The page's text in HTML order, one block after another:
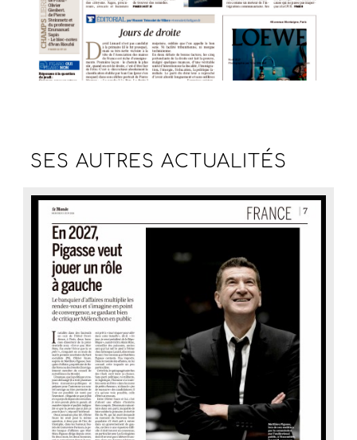
SES AUTRESACTUALITÉS